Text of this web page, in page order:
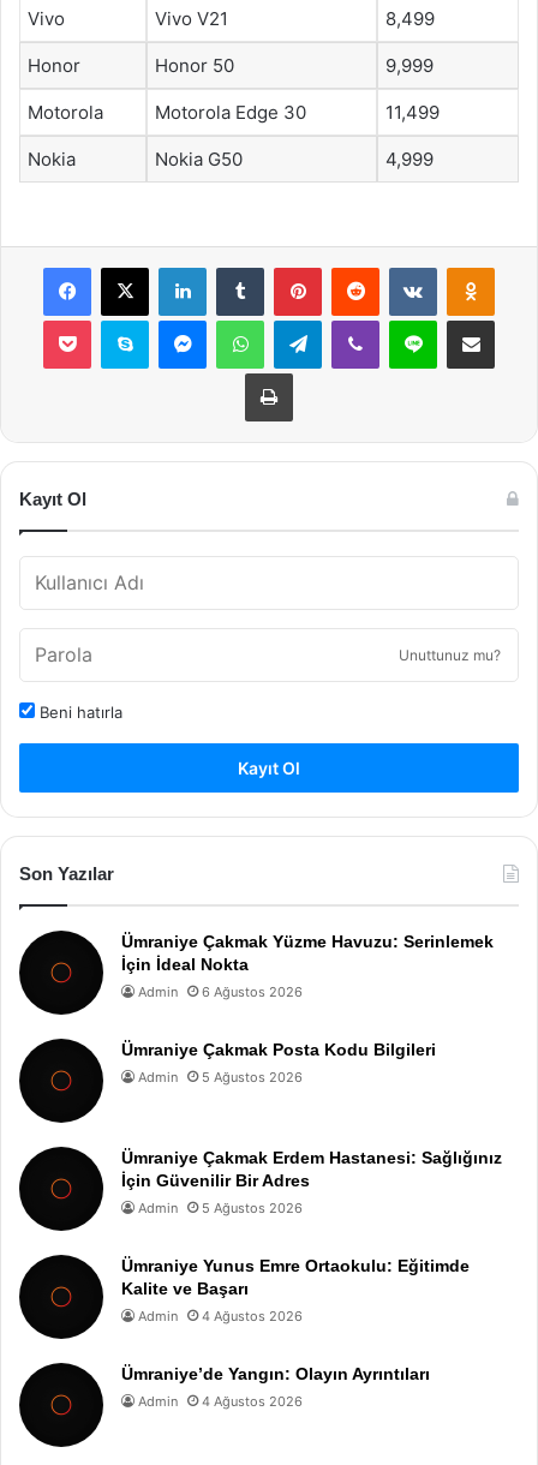
Vivo Vivo V21 8,499
Honor Honor 50 9,999
Motorola Motorola Edge 30 11,499
Nokia Nokia G50 4,999
Facebook
X LinkedInTumblr PinterestReddit VKontakte
Pocket Skype MessengerWhatsAppTelegramViber Line E-Posta ile
Yazdır
Kayıt Ol
Unuttunuz mu?
Beni hatırla
Kayıt Ol
Son Yazılar
Ümraniye Çakmak Yüzme Havuzu: Serinlemek
İçin İdeal Nokta
Admin 6 Ağustos 2026
Ümraniye Çakmak Posta Kodu Bilgileri
Admin 5 Ağustos 2026
Ümraniye Çakmak Erdem Hastanesi: Sağlığınız
İçin Güvenilir Bir Adres
Admin 5 Ağustos 2026
Ümraniye Yunus Emre Ortaokulu: Eğitimde
Kalite ve Başarı
Admin 4 Ağustos 2026
Ümraniye’de Yangın: Olayın Ayrıntıları
Admin 4 Ağustos 2026